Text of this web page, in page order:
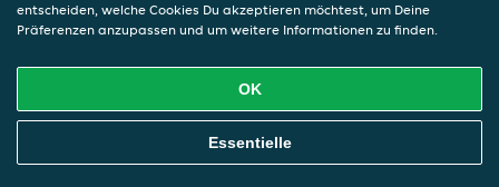
entscheiden, welche Cookies Du akzeptieren möchtest, um Deine
Präferenzen anzupassen und um weitere Informationen zu finden.
OK
Essentielle